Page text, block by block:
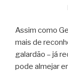
Assim como
mais de
galardão – já
pode almejar